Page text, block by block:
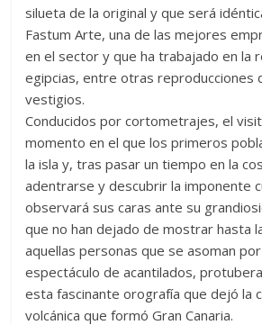
silueta de la original y que será
Fastum Arte, una de las mejores
en el sector y que ha trabajado en la
egipcias, entre otras reproducciones
vestigios.
Conducidos por cortometrajes, el
momento en el que los primeros
la isla y, tras pasar un tiempo en la
adentrarse y descubrir la imponente
observará sus caras ante su
que no han dejado de mostrar hasta
aquellas personas que se asoman
espectáculo de acantilados,
esta fascinante orografía que dejó la
volcánica que formó Gran Canaria.